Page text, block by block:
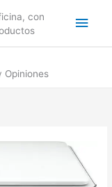
con
Opiniones